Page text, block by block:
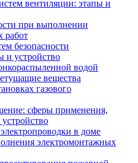
вентиляции: этапы и
при выполнении
работ
безопасности
устройство
водой
вещества
газового
сферы применения,
в доме
электромонтажных